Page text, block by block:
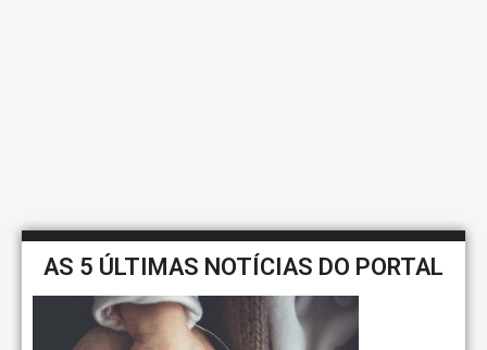
AS 5 ÚLTIMAS NOTÍCIAS DO PORTAL